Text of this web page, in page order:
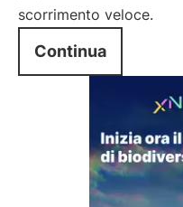
scorrimento veloce.
Continua